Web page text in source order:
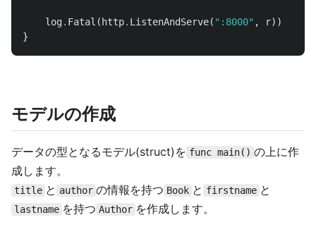
log. Fatal ( http. ListenAndServe( ":8000" , r))
}
モデルの作成
データの型となるモデル(struct)を func main() の上に作
成します。
title と author の情報を持つ Book と firstname と
lastname を持つ Author を作成します。